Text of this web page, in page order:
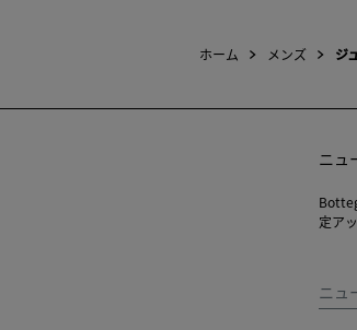
ホーム メンズ ジ
ニュ
定ア
ニュ